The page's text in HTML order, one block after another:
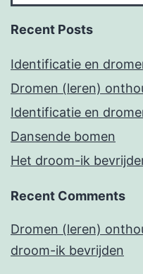
Recent Posts
Identificatie en
Dromen (leren)
Identificatie en
Dansende bomen
Het droom-ik
Recent Comments
Dromen (leren)
droom-ik bevrijden